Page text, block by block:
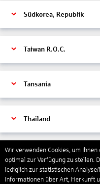
Südkorea, Republik
Taiwan R.O.C.
Tansania
Thailand
Trinidad und Tobago
Wir verwenden Cookies, um
optimal zur Verfügung zu stellen.
lediglich zur statistischen
Informationen über Art, Herkunft